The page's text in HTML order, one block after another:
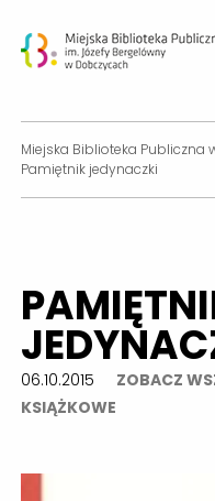
Miejska Biblioteka Publiczna
Pamiętnik jedynaczki
06.10.2015
ZOBACZ
KSIĄŻKOWE